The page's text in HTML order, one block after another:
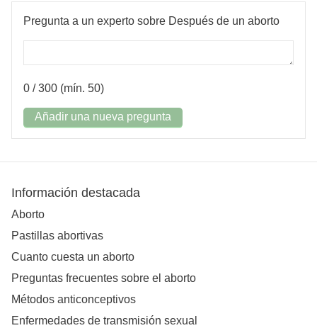
Pregunta a un experto sobre Después de un aborto
0 / 300 (mín. 50)
Añadir una nueva pregunta
Información destacada
Aborto
Pastillas abortivas
Cuanto cuesta un aborto
Preguntas frecuentes sobre el aborto
Métodos anticonceptivos
Enfermedades de transmisión sexual